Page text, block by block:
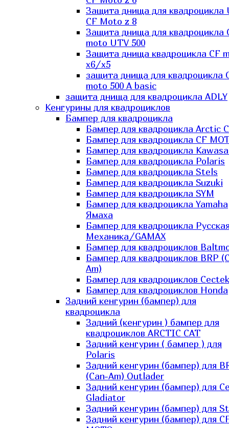
Защита днища для квадроцикла
CF Moto z 8
Защита днища для квадроцикла
moto UTV 500
Защита днища квадроцикла СF
x6/x5
защита днища для квадроцикла
moto 500 A basic
защита днища для квадроцикла ADLY
Кенгурины для квадроциклов
Бампер для квадроцикла
Бампер для квадроцикла Arctic
Бампер для квадроцикла CF
Бампер для квадроцикла
Бампер для квадроцикла Polaris
Бампер для квадроцикла Stels
Бампер для квадроцикла Suzuki
Бампер для квадроцикла SYM
Бампер для квадроцикла Yamaha
Ямаха
Бампер для квадроцикла
Механика/GAMAX
Бампер для квадроциклов
Бампер для квадроциклов BRP
Am)
Бампер для квадроциклов Cectek
Бампер для квадроциклов Honda
Задний кенгурин (бампер) для
квадроцикла
Задний (кенгурин ) бампер для
квадроциклов ARCTIC CAT
Задний кенгурин ( бампер ) для
Polaris
Задний кенгурин (бампер) для
(Can-Am) Outlader
Задний кенгурин (бампер) для
Gladiator
Задний кенгурин (бампер) для
Задний кенгурин (бампер) для